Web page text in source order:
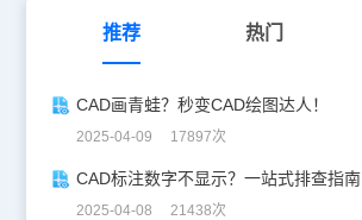
推荐 热门
CAD画青蛙？秒变CAD绘图达人！
2025-04-09 17897次
CAD标注数字不显示？一站式排查指南
2025-04-08 21438次